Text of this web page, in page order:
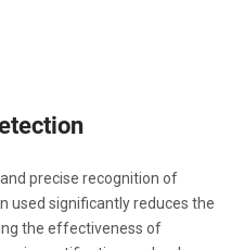
precise recognition of
used significantly reduces the
the effectiveness of